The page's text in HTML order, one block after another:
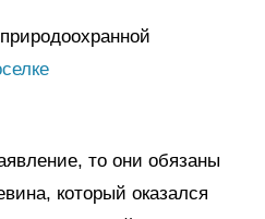
то они обязаны
который оказался